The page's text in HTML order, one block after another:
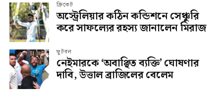
ক্রিকেট
অস্ট্রেলিয়ার কঠিন কন্ডিশনে সেঞ্চুরি
করে সাফল্যের রহস্য জানালেন মিরাজ
ফুটবল
নেইমারকে ‘অবাঞ্ছিত ব্যক্তি’ ঘোষণার
দাবি, উত্তাল ব্রাজিলের বেলেম